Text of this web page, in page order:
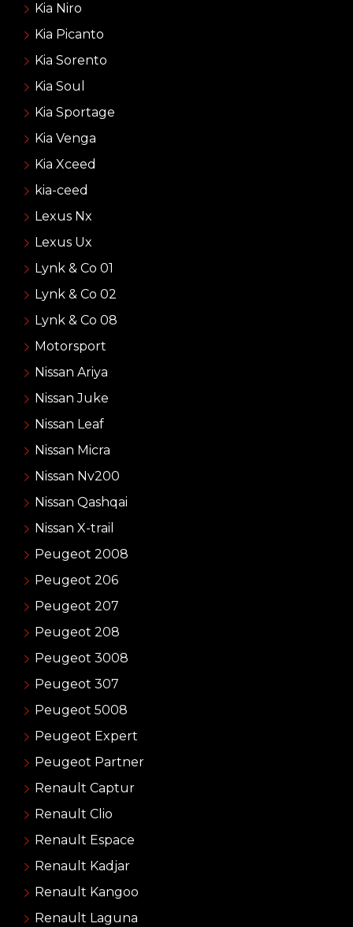
Kia Niro
Kia Picanto
Kia Sorento
Kia Soul
Kia Sportage
Kia Venga
Kia Xceed
kia-ceed
Lexus Nx
Lexus Ux
Lynk & Co 01
Lynk & Co 02
Lynk & Co 08
Motorsport
Nissan Ariya
Nissan Juke
Nissan Leaf
Nissan Micra
Nissan Nv200
Nissan Qashqai
Nissan X-trail
Peugeot 2008
Peugeot 206
Peugeot 207
Peugeot 208
Peugeot 3008
Peugeot 307
Peugeot 5008
Peugeot Expert
Peugeot Partner
Renault Captur
Renault Clio
Renault Espace
Renault Kadjar
Renault Kangoo
Renault Laguna